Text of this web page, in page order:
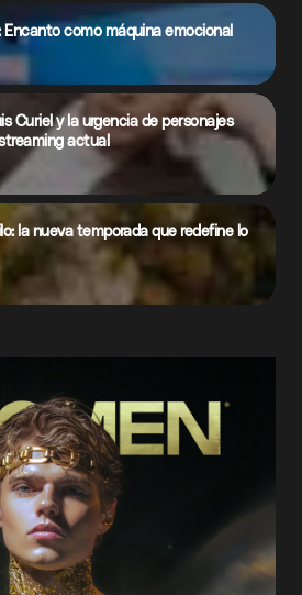
como máquina emocional
Curiel y la urgencia de personajes
actual
la nueva temporada que redefine lo